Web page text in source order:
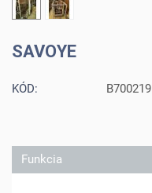
SAVOYE
KÓD: B700219
Funkcia